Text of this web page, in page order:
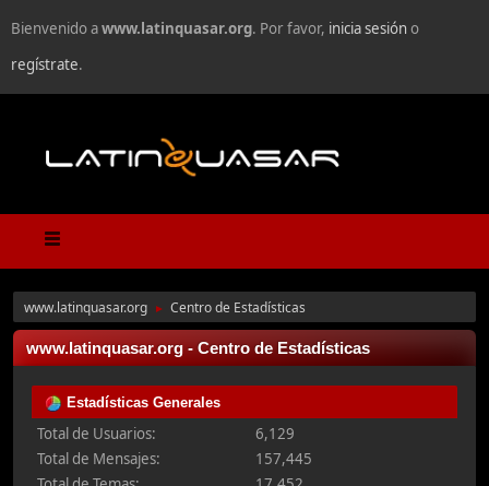
Bienvenido awww.latinquasar.org. Por favor, inicia sesióno
regístrate.
www.latinquasar.org ► Centro de Estadísticas
www.latinquasar.org - Centro de Estadísticas
Estadísticas Generales
Total de Usuarios:
6,129
Total de Mensajes:
157,445